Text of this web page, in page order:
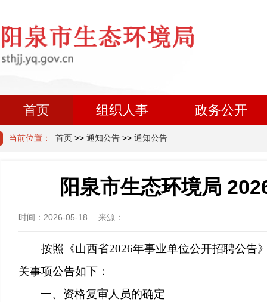
首页 组织人事 政务公开
当前位置： 首页 >> 通知公告 >> 通知公告
阳泉市生态环境局
时间： 2026-05-18 来源：
按照《山西省2026年事业单位公开招聘公告
关事项公告如下：
一、资格复审人员的确定